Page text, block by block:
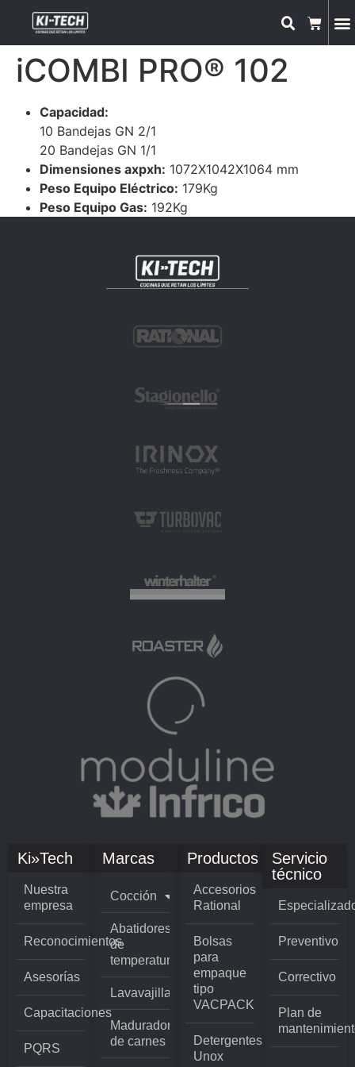
iCOMBI PRO® 102
Capacidad:
10 Bandejas GN 2/1
20 Bandejas GN 1/1
Dimensiones axpxh: 1072X1042X1064 mm
Peso Equipo Eléctrico: 179Kg
Peso Equipo Gas: 192Kg
Ki»Tech
Nuestra
empresa
Reconocimientos
Asesorías
Capacitaciones
PQRS
Marcas
Cocción
Abatidores
de
temperatura
Lavavajillas
Madurador
de carnes
Productos
Accesorios
Rational
Bolsas
para
empaque
tipo
VACPACK
Detergentes
Unox
Servicio
técnico
Preventivo
Correctivo
Plan de